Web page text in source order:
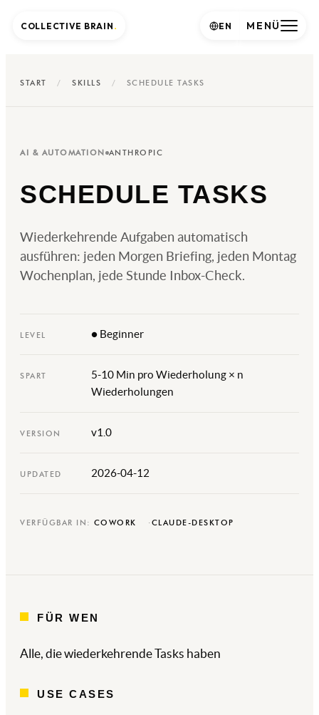
START / SKILLS / SCHEDULE TASKS
AI & AUTOMATION ANTHROPIC
SCHEDULE TASKS
Wiederkehrende Aufgaben automatisch
ausführen: jeden Morgen Briefing, jeden Montag
Wochenplan, jede Stunde Inbox-Check.
LEVEL ● Beginner
SPART
5-10 Min pro Wiederholung × n
Wiederholungen
VERSION v1.0
UPDATED 2026-04-12
VERFÜGBAR IN: COWORK CLAUDE-DESKTOP
FÜR WEN
Alle, die wiederkehrende Tasks haben
USE CASES
COLLECTIVE BRAIN . MENÜ
EN